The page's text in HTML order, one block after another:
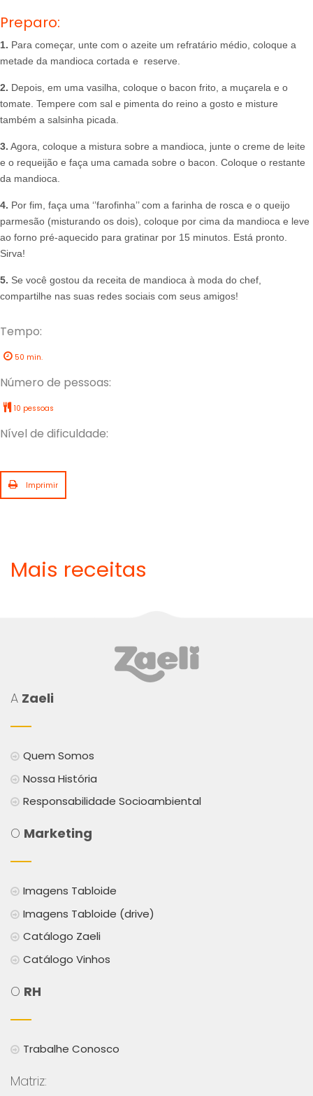
Preparo:
1. Para começar, unte com o azeite um refratário médio, coloque a
metade da mandioca cortada e reserve.
2. Depois, em uma vasilha, coloque o bacon frito, a muçarela e o
tomate. Tempere com sal e pimenta do reino a gosto e misture
também a salsinha picada.
3. Agora, coloque a mistura sobre a mandioca, junte o creme de leite
e o requeijão e faça uma camada sobre o bacon. Coloque o restante
da mandioca.
4. Por fim, faça uma ‘’farofinha’’ com a farinha de rosca e o queijo
parmesão (misturando os dois), coloque por cima da mandioca e leve
ao forno pré-aquecido para gratinar por 15 minutos. Está pronto.
Sirva!
5. Se você gostou da receita de mandioca à moda do chef,
compartilhe nas suas redes sociais com seus amigos!
Tempo:
50 min.
Número de pessoas:
10 pessoas
Nível de dificuldade:
Imprimir
Mais receitas
A Zaeli
Quem Somos
Nossa História
Responsabilidade Socioambiental
O Marketing
Imagens Tabloide
Imagens Tabloide (drive)
Catálogo Zaeli
Catálogo Vinhos
O RH
Trabalhe Conosco
Matriz: